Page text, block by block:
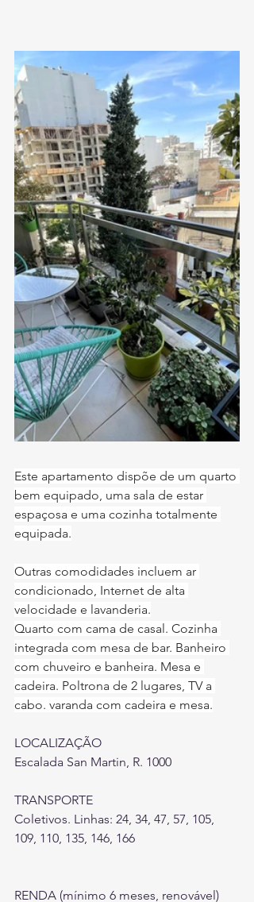
Este apartamento dispõe de um quarto
bem equipado, uma sala de estar
espaçosa e uma cozinha totalmente
equipada.
Outras comodidades incluem ar
condicionado, Internet de alta
velocidade e lavanderia.
Quarto com cama de casal. Cozinha
integrada com mesa de bar. Banheiro
com chuveiro e banheira. Mesa e
cadeira. Poltrona de 2 lugares, TV a
cabo. varanda com cadeira e mesa.
LOCALIZAÇÃO
Escalada San Martin, R. 1000
TRANSPORTE
Coletivos. Linhas: 24, 34, 47, 57, 105,
109, 110, 135, 146, 166
RENDA (mínimo 6 meses, renovável)